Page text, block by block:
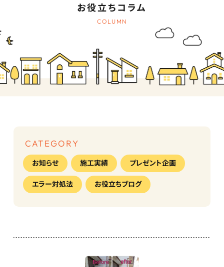
お役立ちコラム
COLUMN
CATEGORY
お知らせ 施工実績 プレゼント企画
エラー対処法 お役立ちブログ